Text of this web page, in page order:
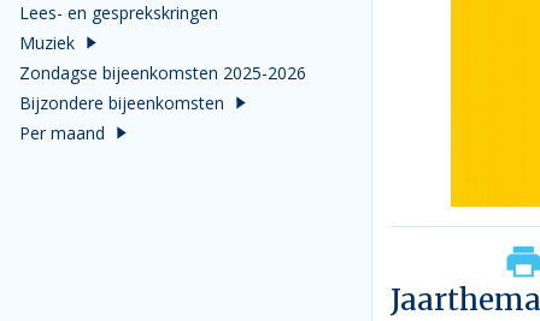
Lees- en gesprekskringen
Muziek
Zondagse bijeenkomsten 2025-2026
Bijzondere bijeenkomsten
Per maand
Jaarthema